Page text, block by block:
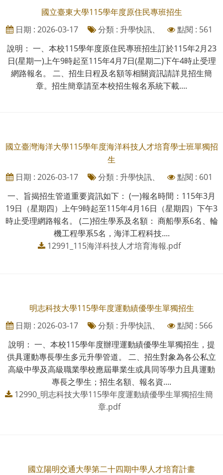
國立臺東大學115學年度原住民專班招生
日期 : 2026-03-17
分類 : 升學快訊、
點閱 : 561
說明： 一、本校115學年度原住民專班招生訂於115年2月23
日(星期一)上午9時起至115年4月7日(星期二)下午4時止受理
網路報名。 二、招生日程及名額等相關資訊請詳見招生簡
章。招生簡章請至本校招生報名系統下載....
國立臺灣海洋大學115學年度海洋科技人才培育學士班單獨招
生
日期 : 2026-03-17
分類 : 升學快訊、
點閱 : 601
一、旨揭招生管道重要資訊如下： (一)報名時間：115年3月
19日（星期四）上午9時起至115年4月16日（星期四）下午3
時止受理網路報名。 (二)招生學系及名額： 商船學系6名、輪
機工程學系5名，海洋工程科技....
12991_115海洋科技人才培育海報.pdf
明志科技大學115學年度運動績優學生單獨招生
日期 : 2026-03-17
分類 : 升學快訊、
點閱 : 566
說明： 一、本校115學年度辦理運動績優學生單獨招生，提
供具運動專長學生多元升學管道。 二、招生對象為各公私立
高級中學及高級職業學校應屆畢業生或具同等學力且具運動
專長之學生；招生名額、報名資....
12990_明志科技大學115學年度運動績優學生單獨招生簡
章.pdf
國立陽明交通大學第二十四期中學人才培育計畫